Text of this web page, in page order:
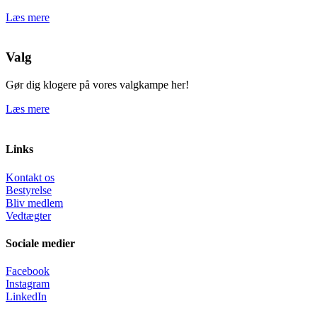
Læs mere
Valg
Gør dig klogere på vores valgkampe her!
Læs mere
Links
Kontakt os
Bestyrelse
Bliv medlem
Vedtægter
Sociale medier
Facebook
Instagram
LinkedIn